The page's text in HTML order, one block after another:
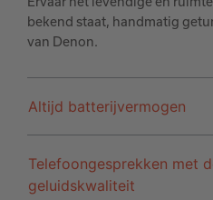
bekend staat, handmatig
van Denon.
Altijd batterijvermogen
Telefoongesprekken met
geluidskwaliteit